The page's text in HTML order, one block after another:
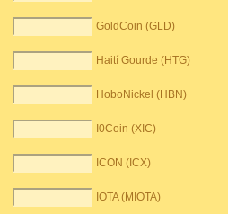
GoldCoin (GLD)
Haití Gourde (HTG)
HoboNickel (HBN)
I0Coin (XIC)
ICON (ICX)
IOTA (MIOTA)